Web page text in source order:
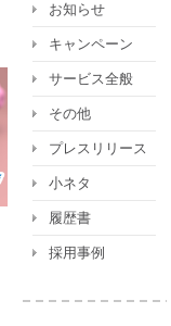
お知らせ
キャンペーン
サービス全般
その他
プレスリリース
小ネタ
履歴書
採用事例